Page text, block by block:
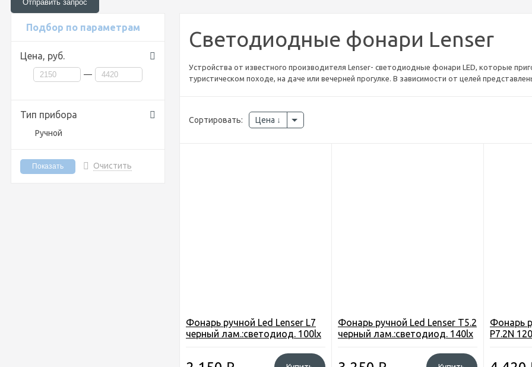
Подбор по параметрам
Цена, руб.
—
Тип прибора
Ручной
Очистить
Светодиодные фонари Lenser
Устройства от известного производителя Lenser- светодиодные фонари LED, которые
туристическом походе, на даче или вечерней прогулке. В зависимости от целей
Сортировать: Цена
Фонарь ручной Led Lenser L7
черный лам.:светодиод. 100lx
Фонарь ручной Led Lenser T5.2
черный лам.:светодиод. 140lx
Фонарь
P7.2N